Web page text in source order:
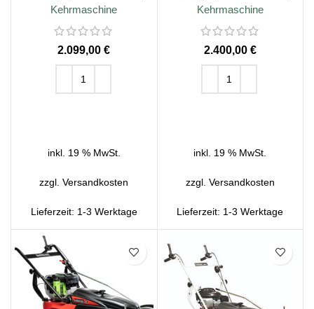
Kehrmaschine
€
inkl. 19 % MwSt.
zzgl.Versandkosten
Lieferzeit: 1-3 Werktage
Kehrmaschine
€
inkl. 19 % MwSt.
zzgl. Versandkosten
Lieferzeit: 1-3 Werktage